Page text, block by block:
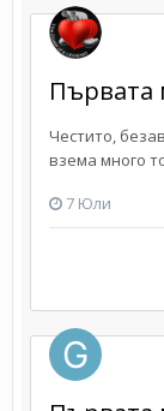
Първата
Честито,
взема много
7 Юли